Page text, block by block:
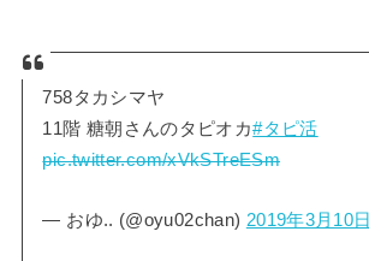
758タカシマヤ
11階 糖朝さんのタピオカ#タピ活
pic.twitter.com/xVkSTreESm
— おゆ.. (@oyu02chan) 2019年3月10日